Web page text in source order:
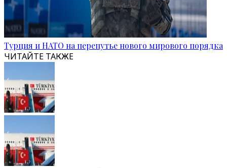
Турция и НАТО на перепутье нового мирового порядка
ЧИТАЙТЕ ТАКЖЕ